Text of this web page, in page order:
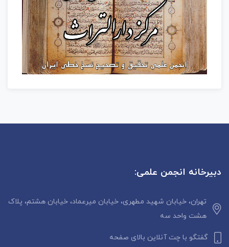
دبیرخانه انجمن علمی:
تهران، خیابان شهید مطهری، خیابان میرعماد، خیابان هشتم، پلاک
هشت واحد سه
گفتگو با چت آنلاین بالای صفحه